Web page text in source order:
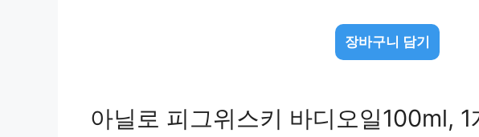
장바구니 담기
아닐로 피그위스키 바디오일100ml, 1